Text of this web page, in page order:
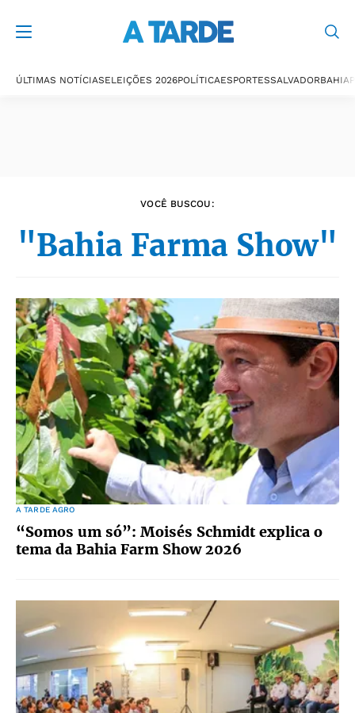
ÚLTIMAS NOTÍCIASELEIÇÕES 2026POLÍTICAESPORTESSALVADORBAHIA
VOCÊ BUSCOU:
"Bahia Farma Show"
A TARDE AGRO
“Somos um só”: Moisés Schmidt explica o
tema da Bahia Farm Show 2026